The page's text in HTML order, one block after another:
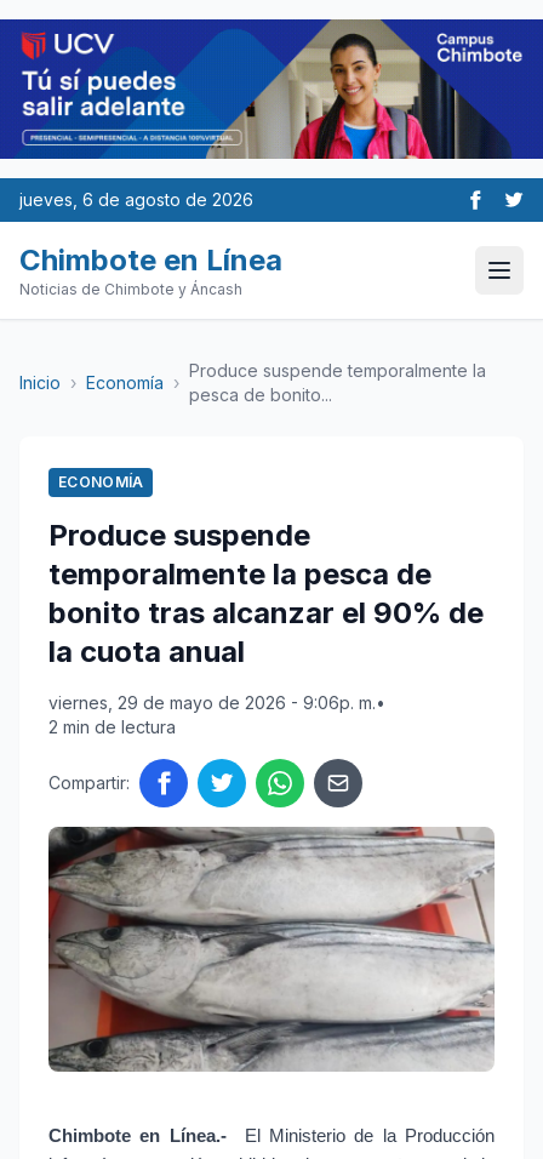
jueves, 6 de agosto de 2026
Chimbote en Línea
Noticias de Chimbote y Áncash
Inicio › Economía ›
Produce suspende temporalmente la
pesca de bonito...
ECONOMÍA
Produce suspende
temporalmente la pesca de
bonito tras alcanzar el 90% de
la cuota anual
viernes, 29 de mayo de 2026 - 9:06p. m.•
2 min de lectura
Compartir:
Chimbote en Línea.-
El Ministerio de la Producción